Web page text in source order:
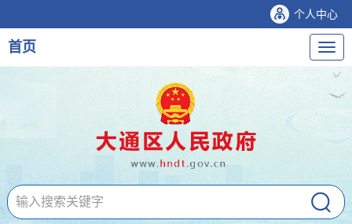
个人中心
导
航
首页